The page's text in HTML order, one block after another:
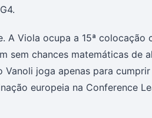
A Viola ocupa a 15ª colocação
sem chances matemáticas de
joga apenas para
europeia na Conference